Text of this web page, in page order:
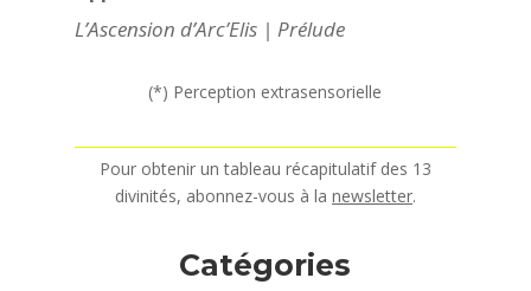
L’Ascension d’Arc’Elis | Prélude
(*) Perception extrasensorielle
Pour obtenir un tableau récapitulatif des 13
divinités, abonnez-vous à la newsletter.
Catégories